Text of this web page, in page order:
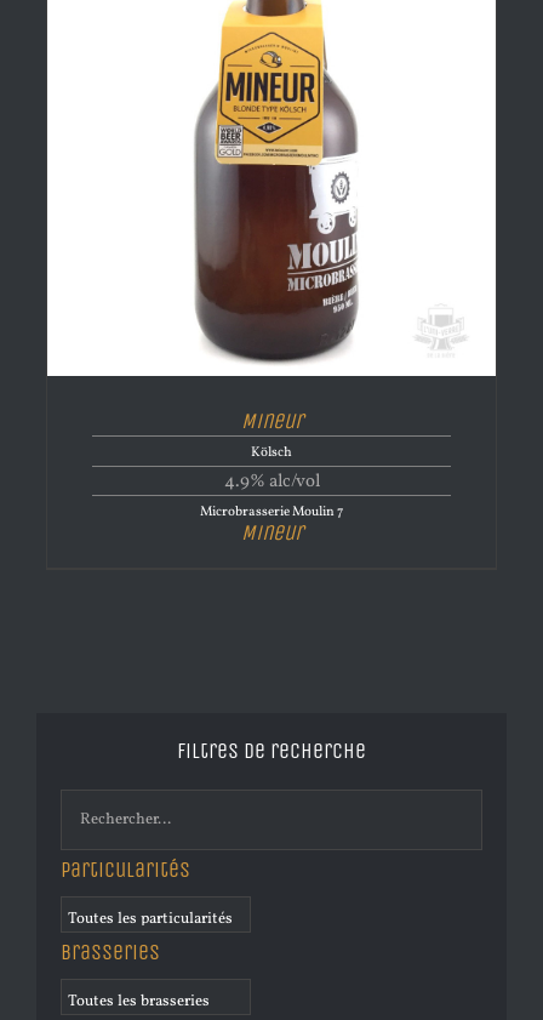
Mineur
Kölsch
4.9% alc/vol
Microbrasserie Moulin 7
Mineur
Filtres de recherche
Particularités
Brasseries